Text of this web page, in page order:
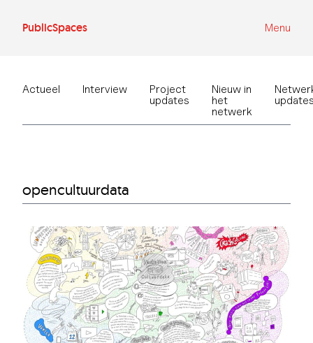
PublicSpaces Menu
Actueel Interview
Project
updates
Nieuw in
het
netwerk
opencultuurdata